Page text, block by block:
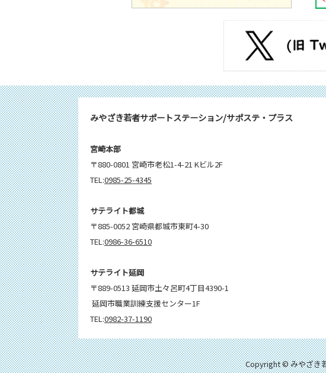
みやざき若者サポートステーション/サポステ・プラス
宮崎本部
〒880-0801 宮崎市老松1-4-21 Kビル2F
TEL:0985-25-4345
サテライト都城
〒885-0052 宮崎県都城市東町4-30
TEL:0986-36-6510
サテライト延岡
〒889-0513 延岡市土々呂町4丁目4390-1
延岡市職業訓練支援センター1F
TEL:0982-37-1190
Copyright © みやざき